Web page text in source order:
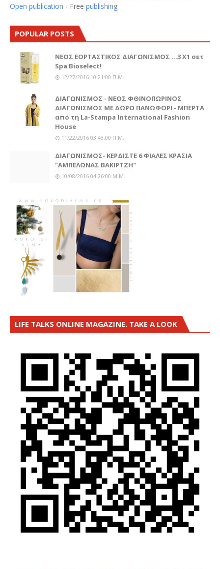
Open publication - Free publishing
POPULAR POSTS
ΝΕΟΣ ΕΟΡΤΑΣΤΙΚΟΣ ΔΙΑΓΩΝΙΣΜΟΣ ...3 Χ1 σετ
Spa Bioselect!
12/27/2016 10:21:00 Π.μ.
ΔΙΑΓΩΝΙΣΜΟΣ - ΝΕΟΣ ΦΘΙΝΟΠΩΡΙΝΟΣ
ΔΙΑΓΩΝΙΣΜΟΣ ΜΕ ΔΩΡΟ ΠΑΝΩΦΟΡΙ - ΜΠΕΡΤΑ
από τη La-Stampa International Fashion
House
11/22/2016 03:48:00 Π.μ.
ΔΙΑΓΩΝΙΣΜΟΣ- ΚΕΡΔΙΣΤΕ 6 ΦΙΑΛΕΣ ΚΡΑΣΙΑ
"ΑΜΠΕΛΩΝΑΣ ΒΑΚΙΡΤΖΗ"
10/08/2016 04:26:00 Μ.μ.
LIFE TALKS ONLINE MAGAZINE. TAKE A LOOK